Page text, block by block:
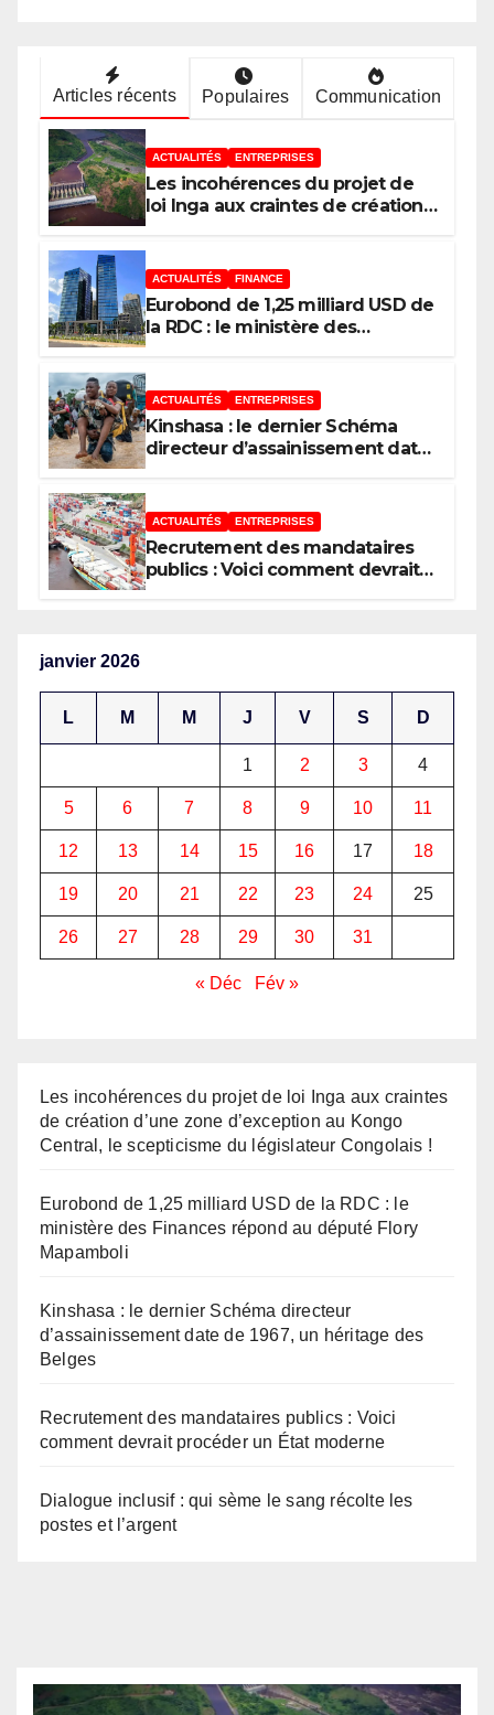
Articles récents Populaires Communication
ACTUALITÉS ENTREPRISES
Les incohérences du projet de
loi Inga aux craintes de création
législateur Congolais !
ACTUALITÉS FINANCE
Eurobond de 1,25 milliard USD de
la RDC : le ministère des
ACTUALITÉS ENTREPRISES
Kinshasa : le dernier Schéma
directeur d’assainissement date
ACTUALITÉS ENTREPRISES
Recrutement des mandataires
publics : Voici comment devrait
janvier 2026
L M M J V S D
1 2 3 4
5 6 7 8 9 10 11
12 13 14 15 16 17 18
19 20 21 22 23 24 25
26 27 28 29 30 31
« Déc Fév »
Les incohérences du projet de loi Inga aux craintes
de création d’une zone d’exception au Kongo
Central, le scepticisme du législateur Congolais !
Eurobond de 1,25 milliard USD de la RDC : le
ministère des Finances répond au député Flory
Mapamboli
Kinshasa : le dernier Schéma directeur
d’assainissement date de 1967, un héritage des
Belges
Recrutement des mandataires publics : Voici
comment devrait procéder un État moderne
Dialogue inclusif : qui sème le sang récolte les
postes et l’argent